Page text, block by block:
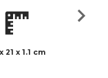
21 x 1.1 cm